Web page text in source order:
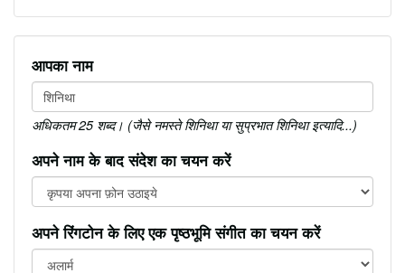
आपका नाम
अधिकतम 25 शब्द। (जैसे नमस्ते शिनिथा या सुप्रभात शिनिथा इत्यादि...)
अपने नाम के बाद संदेश का चयन करें
अपने रिंगटोन के लिए एक पृष्ठभूमि संगीत का चयन करें